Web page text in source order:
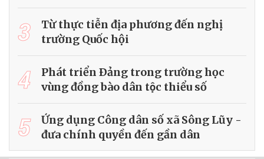
3
Từ thực tiễn địa phương đến nghị
trường Quốc hội
4
Phát triển Ðảng trong trường học
vùng đồng bào dân tộc thiểu số
5
Ứng dụng Công dân số xã Sông Lũy -
đưa chính quyền đến gần dân